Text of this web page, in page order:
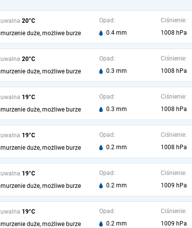
20°C
duże, możliwe burze
Opad:
0.4 mm
Ciśnienie:
1008 hPa
20°C
duże, możliwe burze
Opad:
0.3 mm
Ciśnienie:
1008 hPa
19°C
duże, możliwe burze
Opad:
0.3 mm
Ciśnienie:
1008 hPa
19°C
duże, możliwe burze
Opad:
0.2 mm
Ciśnienie:
1008 hPa
19°C
duże, możliwe burze
Opad:
0.2 mm
Ciśnienie:
1009 hPa
19°C
duże, możliwe burze
Opad:
0.2 mm
Ciśnienie:
1009 hPa